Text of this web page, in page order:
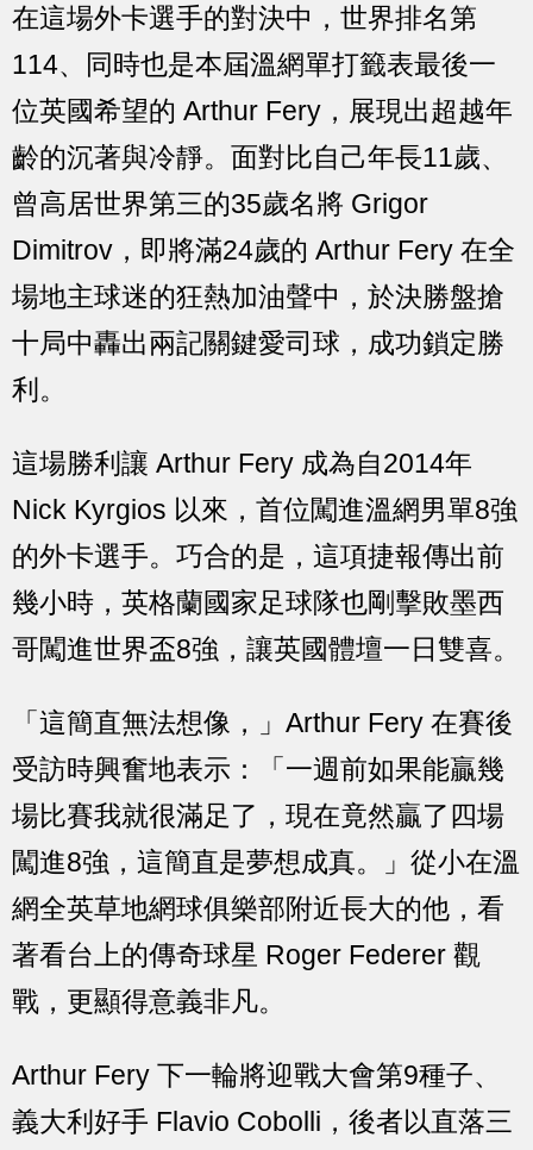
在這場外卡選手的對決中，世界排名第
114、同時也是本屆溫網單打籤表最後一
位英國希望的 Arthur Fery，展現出超越年
齡的沉著與冷靜。面對比自己年長11歲、
曾高居世界第三的35歲名將 Grigor
Dimitrov，即將滿24歲的 Arthur Fery 在全
場地主球迷的狂熱加油聲中，於決勝盤搶
十局中轟出兩記關鍵愛司球，成功鎖定勝
利。
這場勝利讓 Arthur Fery 成為自2014年
Nick Kyrgios 以來，首位闖進溫網男單8強
的外卡選手。巧合的是，這項捷報傳出前
幾小時，英格蘭國家足球隊也剛擊敗墨西
哥闖進世界盃8強，讓英國體壇一日雙喜。
「這簡直無法想像，」Arthur Fery 在賽後
受訪時興奮地表示：「一週前如果能贏幾
場比賽我就很滿足了，現在竟然贏了四場
闖進8強，這簡直是夢想成真。」從小在溫
網全英草地網球俱樂部附近長大的他，看
著看台上的傳奇球星 Roger Federer 觀
戰，更顯得意義非凡。
Arthur Fery 下一輪將迎戰大會第9種子、
義大利好手 Flavio Cobolli，後者以直落三